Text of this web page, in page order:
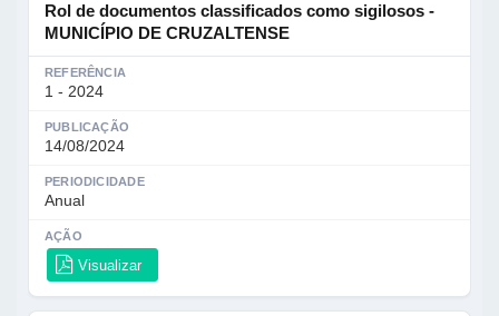
Rol de documentos classificados como sigilosos -
MUNICÍPIO DE CRUZALTENSE
REFERÊNCIA
1 - 2024
PUBLICAÇÃO
14/08/2024
PERIODICIDADE
Anual
AÇÃO
Visualizar